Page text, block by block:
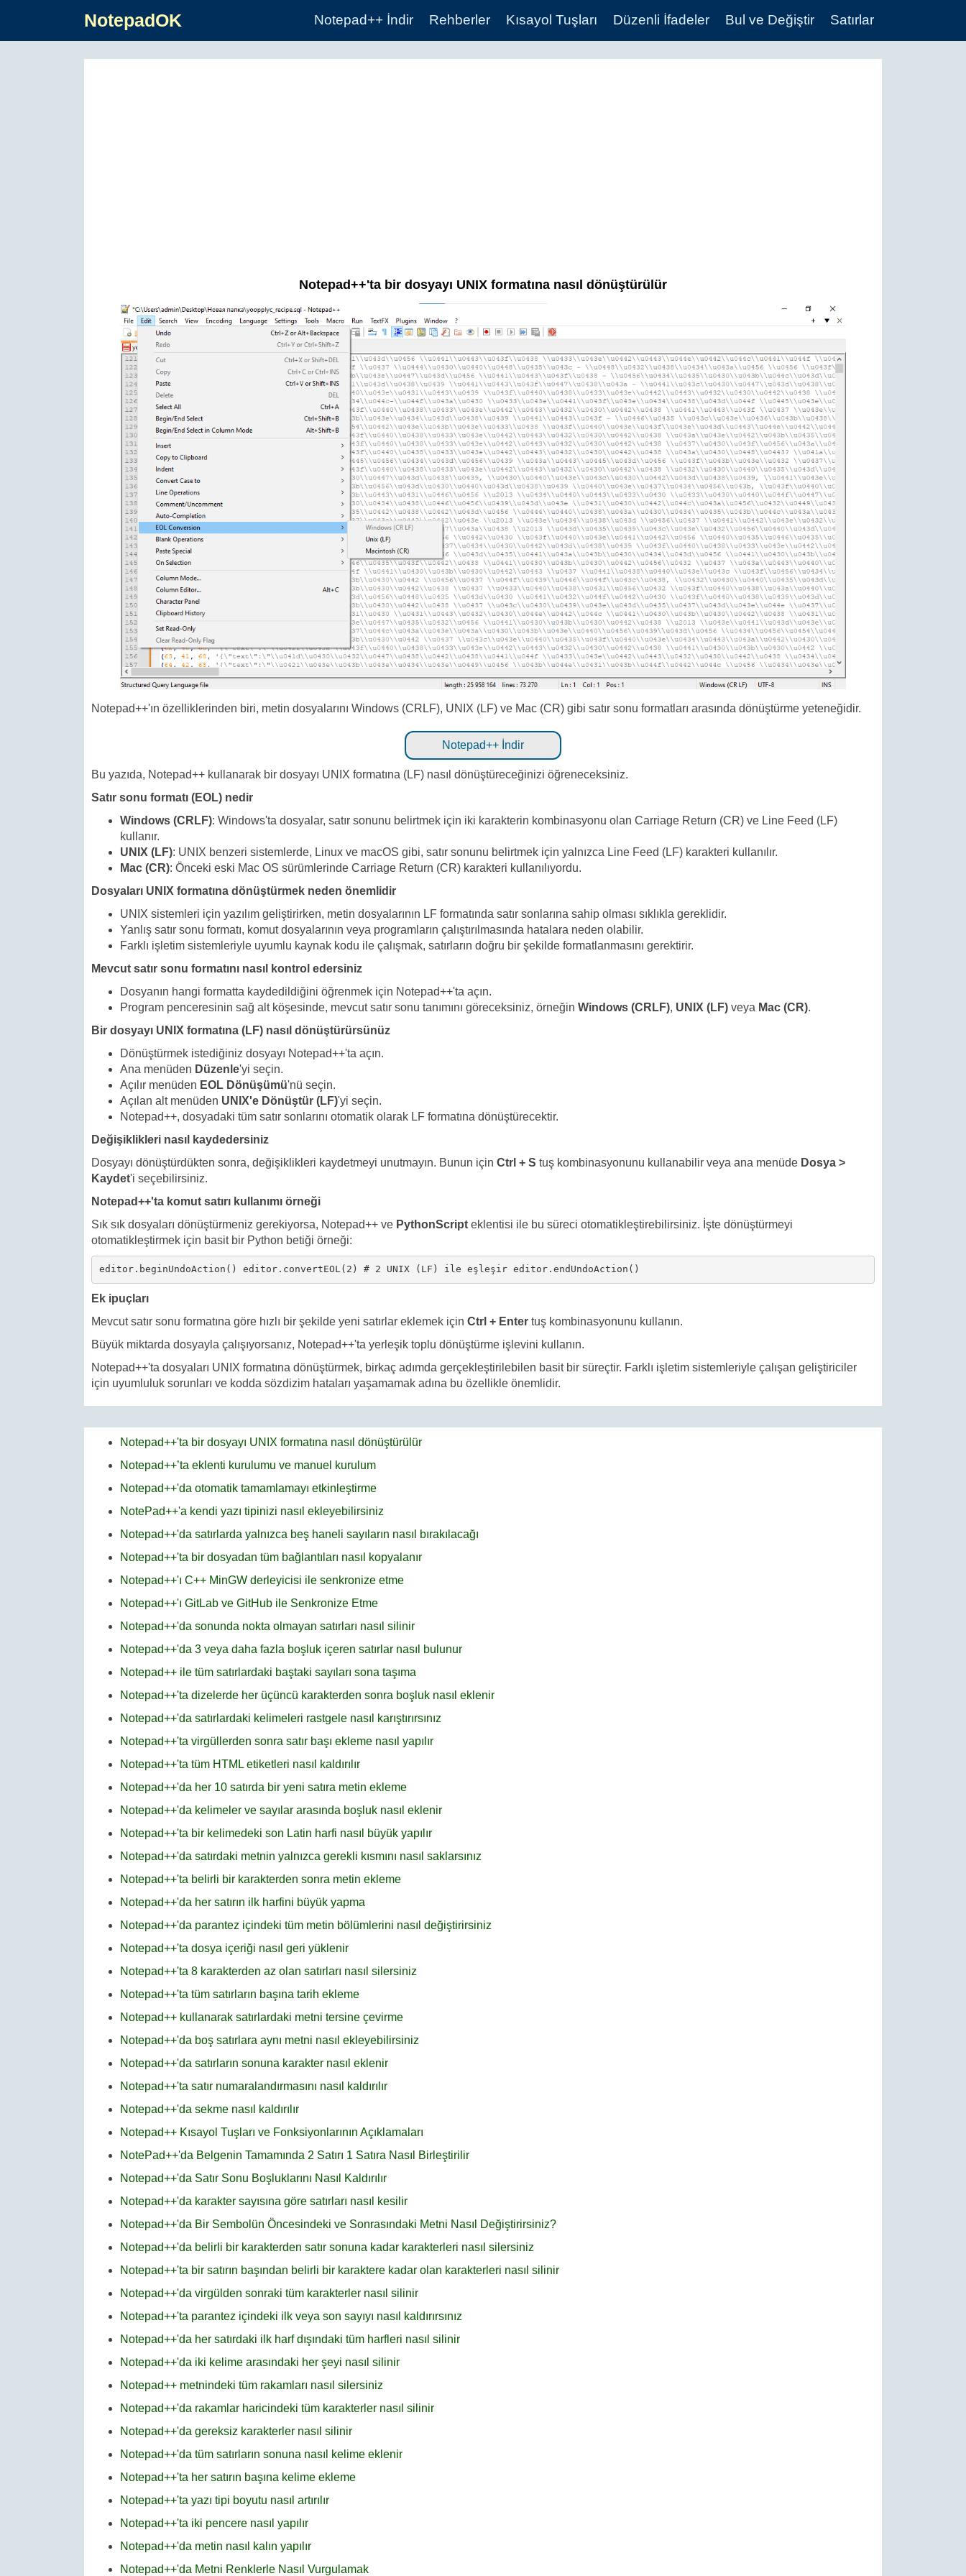
NotepadOK Notepad++ İndir Rehberler Kısayol Tuşları Düzenli İfadeler Bul ve Değiştir Satırlar
Notepad++'ta bir dosyayı UNIX formatına nasıl dönüştürülür
Notepad++'ın özelliklerinden biri, metin dosyalarını Windows (CRLF), UNIX (LF) ve Mac (CR) gibi satır sonu formatları arasında dönüştürme yeteneğidir.
Notepad++ İndir
Bu yazıda, Notepad++ kullanarak bir dosyayı UNIX formatına (LF) nasıl dönüştüreceğinizi öğreneceksiniz.
Satır sonu formatı (EOL) nedir
Windows (CRLF): Windows'ta dosyalar, satır sonunu belirtmek için iki karakterin kombinasyonu olan Carriage Return (CR) ve Line Feed (LF)
kullanır.
UNIX (LF): UNIX benzeri sistemlerde, Linux ve macOS gibi, satır sonunu belirtmek için yalnızca Line Feed (LF) karakteri kullanılır.
Mac (CR): Önceki eski Mac OS sürümlerinde Carriage Return (CR) karakteri kullanılıyordu.
Dosyaları UNIX formatına dönüştürmek neden önemlidir
UNIX sistemleri için yazılım geliştirirken, metin dosyalarının LF formatında satır sonlarına sahip olması sıklıkla gereklidir.
Yanlış satır sonu formatı, komut dosyalarının veya programların çalıştırılmasında hatalara neden olabilir.
Farklı işletim sistemleriyle uyumlu kaynak kodu ile çalışmak, satırların doğru bir şekilde formatlanmasını gerektirir.
Mevcut satır sonu formatını nasıl kontrol edersiniz
Dosyanın hangi formatta kaydedildiğini öğrenmek için Notepad++'ta açın.
Program penceresinin sağ alt köşesinde, mevcut satır sonu tanımını göreceksiniz, örneğin Windows (CRLF), UNIX (LF) veya Mac (CR).
Bir dosyayı UNIX formatına (LF) nasıl dönüştürürsünüz
Dönüştürmek istediğiniz dosyayı Notepad++'ta açın.
Ana menüden Düzenle'yi seçin.
Açılır menüden EOL Dönüşümü'nü seçin.
Açılan alt menüden UNIX'e Dönüştür (LF)'yi seçin.
Notepad++, dosyadaki tüm satır sonlarını otomatik olarak LF formatına dönüştürecektir.
Değişiklikleri nasıl kaydedersiniz
Dosyayı dönüştürdükten sonra, değişiklikleri kaydetmeyi unutmayın. Bunun için Ctrl + S tuş kombinasyonunu kullanabilir veya ana menüde Dosya >
Kaydet'i seçebilirsiniz.
Notepad++'ta komut satırı kullanımı örneği
Sık sık dosyaları dönüştürmeniz gerekiyorsa, Notepad++ ve PythonScript eklentisi ile bu süreci otomatikleştirebilirsiniz. İşte dönüştürmeyi
otomatikleştirmek için basit bir Python betiği örneği:
editor.beginUndoAction() editor.convertEOL(2) # 2 UNIX (LF) ile eşleşir editor.endUndoAction()
Ek ipuçları
Mevcut satır sonu formatına göre hızlı bir şekilde yeni satırlar eklemek için Ctrl + Enter tuş kombinasyonunu kullanın.
Büyük miktarda dosyayla çalışıyorsanız, Notepad++'ta yerleşik toplu dönüştürme işlevini kullanın.
Notepad++'ta dosyaları UNIX formatına dönüştürmek, birkaç adımda gerçekleştirilebilen basit bir süreçtir. Farklı işletim sistemleriyle çalışan geliştiriciler
için uyumluluk sorunları ve kodda sözdizim hataları yaşamamak adına bu özellikle önemlidir.
Notepad++'ta bir dosyayı UNIX formatına nasıl dönüştürülür
Notepad++’ta eklenti kurulumu ve manuel kurulum
Notepad++'da otomatik tamamlamayı etkinleştirme
NotePad++'a kendi yazı tipinizi nasıl ekleyebilirsiniz
Notepad++'da satırlarda yalnızca beş haneli sayıların nasıl bırakılacağı
Notepad++'ta bir dosyadan tüm bağlantıları nasıl kopyalanır
Notepad++'ı C++ MinGW derleyicisi ile senkronize etme
Notepad++'ı GitLab ve GitHub ile Senkronize Etme
Notepad++'da sonunda nokta olmayan satırları nasıl silinir
Notepad++'da 3 veya daha fazla boşluk içeren satırlar nasıl bulunur
Notepad++ ile tüm satırlardaki baştaki sayıları sona taşıma
Notepad++'ta dizelerde her üçüncü karakterden sonra boşluk nasıl eklenir
Notepad++'da satırlardaki kelimeleri rastgele nasıl karıştırırsınız
Notepad++'ta virgüllerden sonra satır başı ekleme nasıl yapılır
Notepad++'ta tüm HTML etiketleri nasıl kaldırılır
Notepad++'da her 10 satırda bir yeni satıra metin ekleme
Notepad++'da kelimeler ve sayılar arasında boşluk nasıl eklenir
Notepad++'ta bir kelimedeki son Latin harfi nasıl büyük yapılır
Notepad++'da satırdaki metnin yalnızca gerekli kısmını nasıl saklarsınız
Notepad++'ta belirli bir karakterden sonra metin ekleme
Notepad++'da her satırın ilk harfini büyük yapma
Notepad++'da parantez içindeki tüm metin bölümlerini nasıl değiştirirsiniz
Notepad++'ta dosya içeriği nasıl geri yüklenir
Notepad++'ta 8 karakterden az olan satırları nasıl silersiniz
Notepad++'ta tüm satırların başına tarih ekleme
Notepad++ kullanarak satırlardaki metni tersine çevirme
Notepad++'da boş satırlara aynı metni nasıl ekleyebilirsiniz
Notepad++'da satırların sonuna karakter nasıl eklenir
Notepad++'ta satır numaralandırmasını nasıl kaldırılır
Notepad++'da sekme nasıl kaldırılır
Notepad++ Kısayol Tuşları ve Fonksiyonlarının Açıklamaları
NotePad++'da Belgenin Tamamında 2 Satırı 1 Satıra Nasıl Birleştirilir
Notepad++'da Satır Sonu Boşluklarını Nasıl Kaldırılır
Notepad++'da karakter sayısına göre satırları nasıl kesilir
Notepad++'da Bir Sembolün Öncesindeki ve Sonrasındaki Metni Nasıl Değiştirirsiniz?
Notepad++'da belirli bir karakterden satır sonuna kadar karakterleri nasıl silersiniz
Notepad++'ta bir satırın başından belirli bir karaktere kadar olan karakterleri nasıl silinir
Notepad++'da virgülden sonraki tüm karakterler nasıl silinir
Notepad++'ta parantez içindeki ilk veya son sayıyı nasıl kaldırırsınız
Notepad++'da her satırdaki ilk harf dışındaki tüm harfleri nasıl silinir
Notepad++'da iki kelime arasındaki her şeyi nasıl silinir
Notepad++ metnindeki tüm rakamları nasıl silersiniz
Notepad++'da rakamlar haricindeki tüm karakterler nasıl silinir
Notepad++'da gereksiz karakterler nasıl silinir
Notepad++'da tüm satırların sonuna nasıl kelime eklenir
Notepad++'ta her satırın başına kelime ekleme
Notepad++'ta yazı tipi boyutu nasıl artırılır
Notepad++'ta iki pencere nasıl yapılır
Notepad++'da metin nasıl kalın yapılır
Notepad++'da Metni Renklerle Nasıl Vurgulamak